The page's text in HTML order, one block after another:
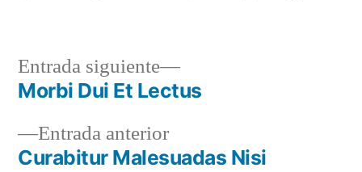
Entrada anterior
Curabitur Malesuadas Nisi
Entrada siguiente
Morbi Dui Et Lectus